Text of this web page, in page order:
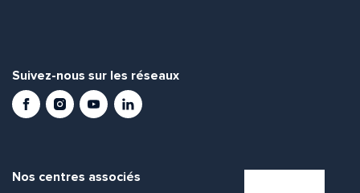
Suivez-nous sur les réseaux
FacebookInstagramYoutubeLinkedIn
Nos centres associés